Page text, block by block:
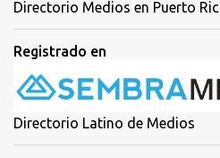
Directorio Medios en Puerto
Registrado en
Directorio Latino de Medios